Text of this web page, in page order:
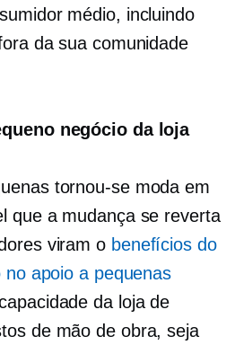
médio, incluindo
da sua comunidade
negócio da loja
tornou-se moda em
que a mudança se reverta
viram o benefícios do
apoio a pequenas
da loja de
de mão de obra, seja